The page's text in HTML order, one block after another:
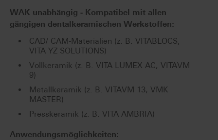
WAK unabhängig - Kompatibel mit allen
gängigen dentalkeramischen Werkstoffen:
CAD/ CAM-Materialien (z. B. VITABLOCS,
VITA YZ SOLUTIONS)
Vollkeramik (z. B. VITA LUMEX AC, VITAVM
9)
Metallkeramik (z. B. VITAVM 13, VMK
MASTER)
Presskeramik (z. B. VITA AMBRIA)
Anwendungsmöglichkeiten: